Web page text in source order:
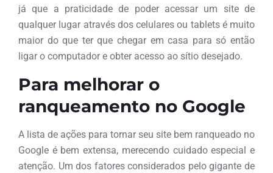
já que a praticidade de poder acessar um site de
qualquer lugar através dos celulares ou tablets é muito
maior do que ter que chegar em casa para só então
ligar o computador e obter acesso ao sítio desejado.
Para melhorar o
ranqueamento no Google
A lista de ações para tornar seu site bem ranqueado no
Google é bem extensa, merecendo cuidado especial e
atenção. Um dos fatores considerados pelo gigante de